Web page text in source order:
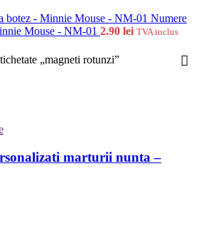
Numere
Mouse - NM-01 2.90 lei TVA inclus
„magneti rotunzi”
marturii nunta –